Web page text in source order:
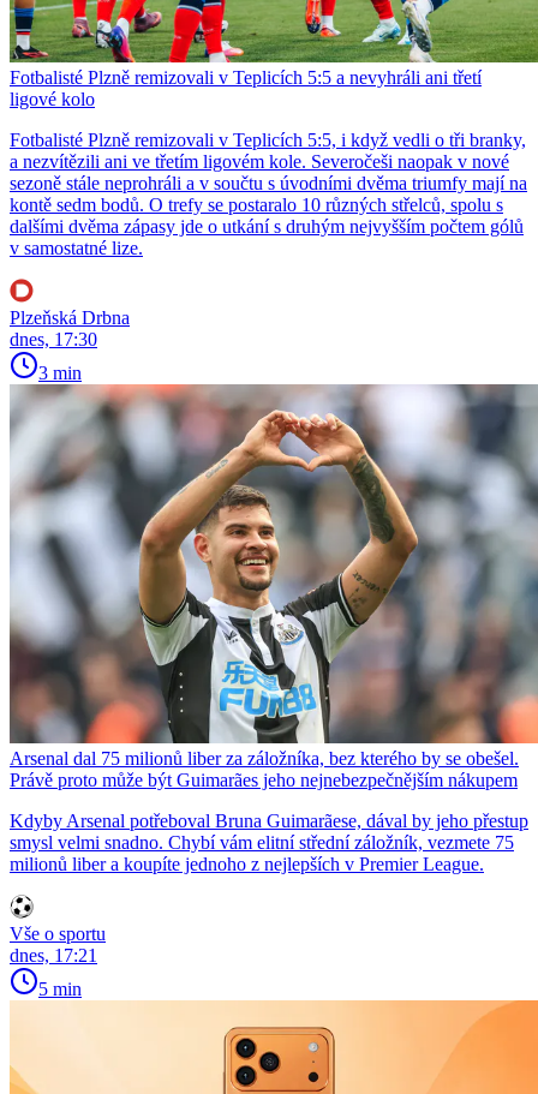
Fotbalisté Plzně remizovali v Teplicích 5:5 a nevyhráli ani třetí
ligové kolo
Fotbalisté Plzně remizovali v Teplicích 5:5, i když vedli o tři branky,
a nezvítězili ani ve třetím ligovém kole. Severočeši naopak v nové
sezoně stále neprohráli a v součtu s úvodními dvěma triumfy mají na
kontě sedm bodů. O trefy se postaralo 10 různých střelců, spolu s
dalšími dvěma zápasy jde o utkání s druhým nejvyšším počtem gólů
v samostatné lize.
Plzeňská Drbna
dnes, 17:30
3 min
Arsenal dal 75 milionů liber za záložníka, bez kterého by se obešel.
Právě proto může být Guimarães jeho nejnebezpečnějším nákupem
Kdyby Arsenal potřeboval Bruna Guimarãese, dával by jeho přestup
smysl velmi snadno. Chybí vám elitní střední záložník, vezmete 75
milionů liber a koupíte jednoho z nejlepších v Premier League.
Vše o sportu
dnes, 17:21
5 min